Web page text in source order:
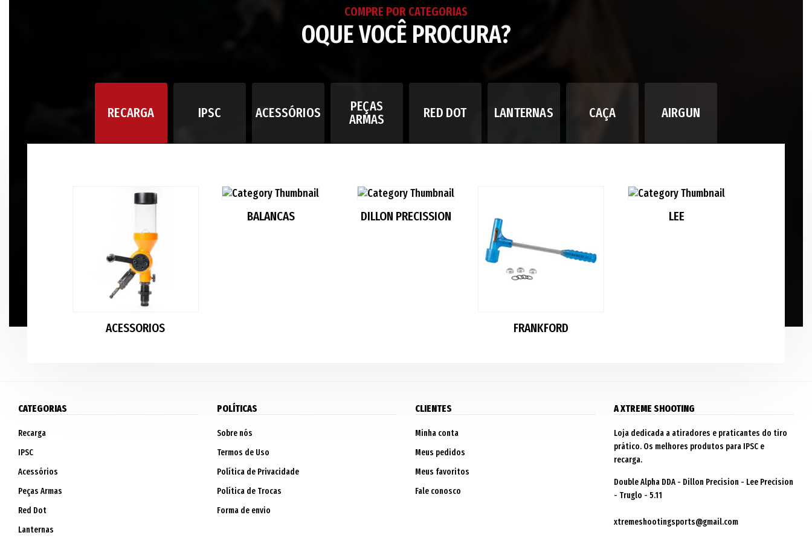
COMPRE POR CATEGORIAS
OQUE VOCÊ PROCURA?
RECARGA IPSC ACESSÓRIOS
PEÇAS
ARMAS
RED DOT LANTERNAS CAÇA AIRGUN
ACESSORIOS
BALANCAS DILLON PRECISSION
FRANKFORD
LEE
CATEGORIAS
Recarga
IPSC
Acessórios
Peças Armas
Red Dot
Lanternas
POLÍTICAS
Sobre nós
Termos de Uso
Política de Privacidade
Política de Trocas
Forma de envio
CLIENTES
Minha conta
Meus pedidos
Meus favoritos
Fale conosco
A XTREME SHOOTING
Loja dedicada a atiradores e praticantes do tiro
prático. Os melhores produtos para IPSC e
recarga.
Double Alpha DDA - Dillon Precision - Lee Precision
- Truglo - 5.11
xtremeshootingsports@gmail.com